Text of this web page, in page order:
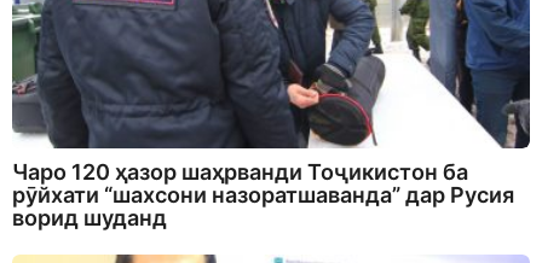
Чаро 120 ҳазор шаҳрванди Тоҷикистон ба
рӯйхати “шахсони назоратшаванда” дар Русия
ворид шуданд